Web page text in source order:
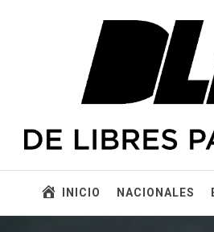
DE
MUNDO
INICIO NACIONALES